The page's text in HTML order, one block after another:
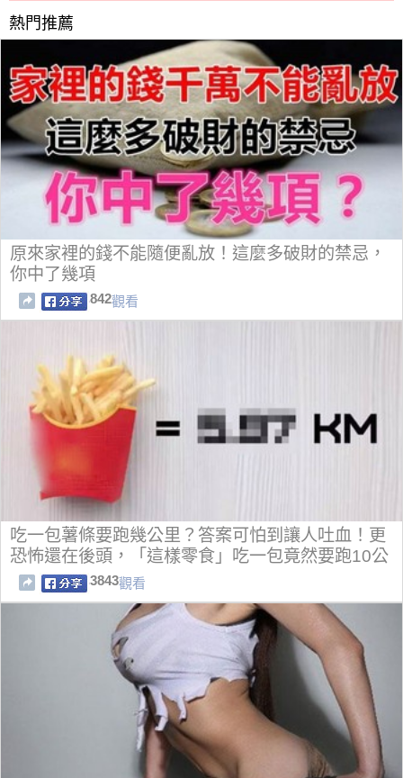
熱門推薦
原來家裡的錢不能隨便亂放！這麼多破財的禁忌，
你中了幾項
842觀看
吃一包薯條要跑幾公里？答案可怕到讓人吐血！更
恐怖還在後頭，「這樣零食」吃一包竟然要跑10公
里！！
3843觀看